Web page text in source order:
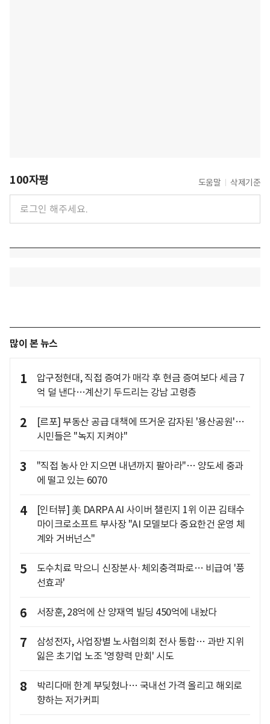
100자평 도움말 삭제기준
많이 본 뉴스
1
압구정현대, 직접 증여가 매각 후 현금 증여보다 세금 7
억 덜 낸다…계산기 두드리는 강남 고령층
2
[르포] 부동산 공급 대책에 뜨거운 감자된 '용산공원'…
시민들은 "녹지 지켜야"
3
"직접 농사 안 지으면 내년까지 팔아라"… 양도세 중과
에 떨고 있는 6070
4
[인터뷰] 美 DARPA AI 사이버 챌린지 1위 이끈 김태수
마이크로소프트 부사장 "AI 모델보다 중요한건 운영 체
계와 거버넌스"
5
도수치료 막으니 신장분사·체외충격파로… 비급여 '풍
선효과'
6 서장훈, 28억에 산 양재역 빌딩 450억에 내놨다
7
삼성전자, 사업장별 노사협의회 전사 통합… 과반 지위
잃은 초기업 노조 '영향력 만회' 시도
8
박리다매 한계 부딪혔나… 국내선 가격 올리고 해외로
향하는 저가커피